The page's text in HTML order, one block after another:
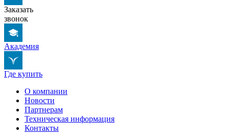
Заказать
звонок
Академия
Где купить
О компании
Новости
Партнерам
Техническая информация
Контакты